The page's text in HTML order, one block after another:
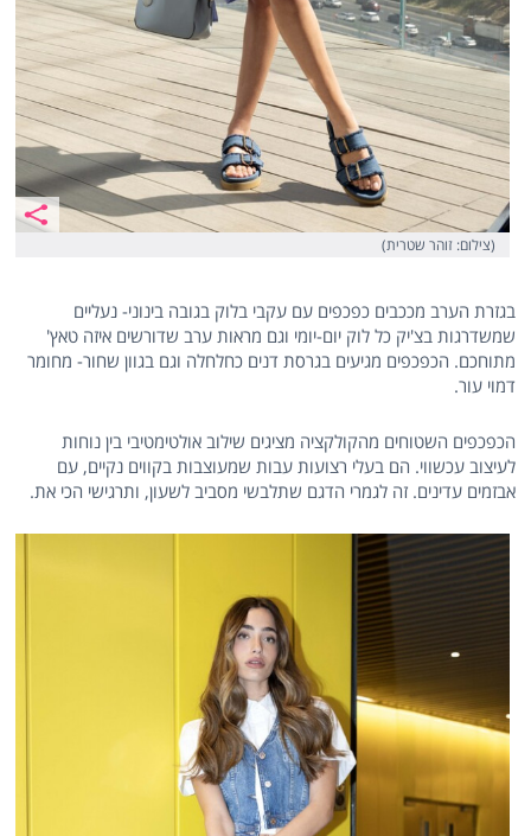
(צילום: זוהר שטרית)
בגזרת הערב מככבים כפכפים עם עקבי בלוק בגובה בינוני- נעליים
שמשדרגות בצ'יק כל לוק יום-יומי וגם מראות ערב שדורשים איזה טאץ'
מתוחכם. הכפכפים מגיעים בגרסת דנים כחלחלה וגם בגוון שחור- מחומר
דמוי עור.
הכפכפים השטוחים מהקולקציה מציגים שילוב אולטימטיבי בין נוחות
לעיצוב עכשווי. הם בעלי רצועות עבות שמעוצבות בקווים נקיים, עם
אבזמים עדינים. זה לגמרי הדגם שתלבשי מסביב לשעון, ותרגישי הכי את.